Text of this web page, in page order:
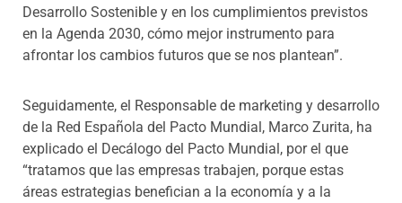
Desarrollo Sostenible y en los cumplimientos previstos
en la Agenda 2030, cómo mejor instrumento para
afrontar los cambios futuros que se nos plantean”.
Seguidamente, el Responsable de marketing y desarrollo
de la Red Española del Pacto Mundial, Marco Zurita, ha
explicado el Decálogo del Pacto Mundial, por el que
“tratamos que las empresas trabajen, porque estas
áreas estrategias benefician a la economía y a la